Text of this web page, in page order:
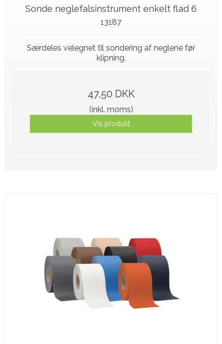
Sonde neglefalsinstrument enkelt flad 6
13187
Særdeles velegnet til sondering af neglene før
klipning.
47,50 DKK
(inkl. moms)
Vis produkt